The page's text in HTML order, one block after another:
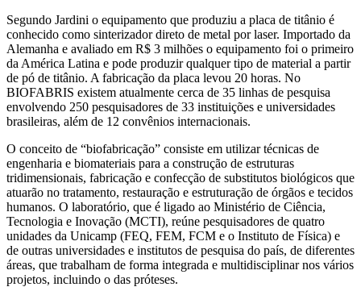
Segundo Jardini o equipamento que produziu a placa de titânio é
conhecido como sinterizador direto de metal por laser. Importado da
Alemanha e avaliado em R$ 3 milhões o equipamento foi o primeiro
da América Latina e pode produzir qualquer tipo de material a partir
de pó de titânio. A fabricação da placa levou 20 horas. No
BIOFABRIS existem atualmente cerca de 35 linhas de pesquisa
envolvendo 250 pesquisadores de 33 instituições e universidades
brasileiras, além de 12 convênios internacionais.
O conceito de “biofabricação” consiste em utilizar técnicas de
engenharia e biomateriais para a construção de estruturas
tridimensionais, fabricação e confecção de substitutos biológicos que
atuarão no tratamento, restauração e estruturação de órgãos e tecidos
humanos. O laboratório, que é ligado ao Ministério de Ciência,
Tecnologia e Inovação (MCTI), reúne pesquisadores de quatro
unidades da Unicamp (FEQ, FEM, FCM e o Instituto de Física) e
de outras universidades e institutos de pesquisa do país, de diferentes
áreas, que trabalham de forma integrada e multidisciplinar nos vários
projetos, incluindo o das próteses.